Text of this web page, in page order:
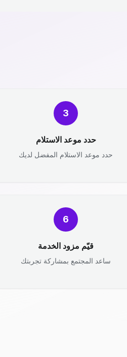
3
حدد موعد الاستلام
حدد موعد الاستلام المفضل لديك
6
قيّم مزود الخدمة
ساعد المجتمع بمشاركة تجربتك